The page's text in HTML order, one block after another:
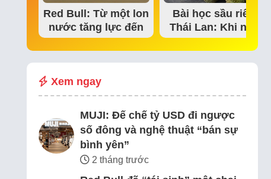
Red Bull: Từ một lon
nước tăng lực đến
đế chế thể…
Bài học sầu riêng
Thái Lan: Khi niềm
tin thị trường bắt…
Xem ngay
MUJI: Đế chế tỷ USD đi ngược
số đông và nghệ thuật “bán sự
bình yên”
2 tháng trước